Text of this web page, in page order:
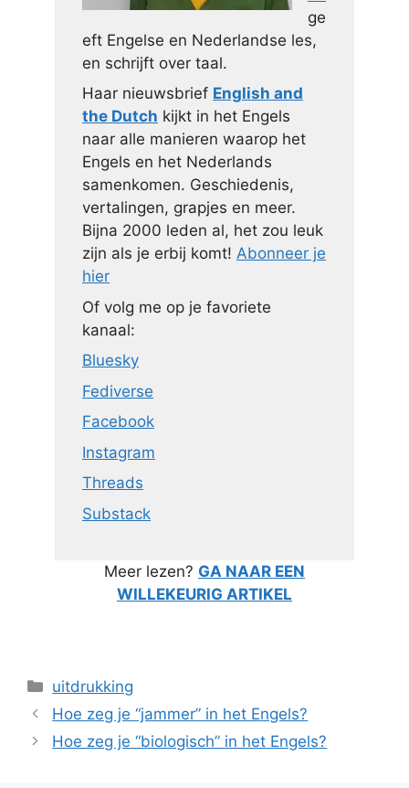
ge
eft Engelse en Nederlandse les,
en schrijft over taal.
Haar nieuwsbrief English and
the Dutch kijkt in het Engels
naar alle manieren waarop het
Engels en het Nederlands
samenkomen. Geschiedenis,
vertalingen, grapjes en meer.
Bijna 2000 leden al, het zou leuk
zijn als je erbij komt! Abonneer je
hier
Of volg me op je favoriete
kanaal:
Bluesky
Fediverse
Facebook
Instagram
Threads
Substack
Meer lezen? GA NAAR EEN
WILLEKEURIG ARTIKEL
Categorieën
uitdrukking
Hoe zeg je “jammer” in het Engels?
Hoe zeg je “biologisch” in het Engels?